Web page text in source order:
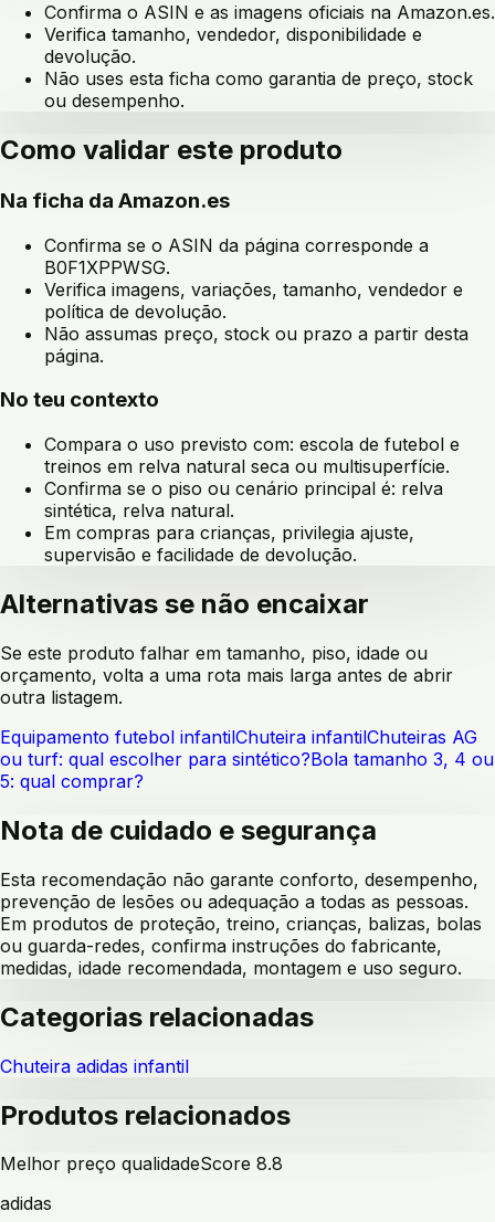
Confirma o ASIN e as imagens oficiais na Amazon.es.
Verifica tamanho, vendedor, disponibilidade e
devolução.
Não uses esta ficha como garantia de preço, stock
ou desempenho.
Como validar este produto
Na ficha da Amazon.es
Confirma se o ASIN da página corresponde a
B0F1XPPWSG.
Verifica imagens, variações, tamanho, vendedor e
política de devolução.
Não assumas preço, stock ou prazo a partir desta
página.
No teu contexto
Compara o uso previsto com: escola de futebol e
treinos em relva natural seca ou multisuperfície.
Confirma se o piso ou cenário principal é: relva
sintética, relva natural.
Em compras para crianças, privilegia ajuste,
supervisão e facilidade de devolução.
Alternativas se não encaixar
Se este produto falhar em tamanho, piso, idade ou
orçamento, volta a uma rota mais larga antes de abrir
outra listagem.
Equipamento futebol infantilChuteira infantilChuteiras AG
ou turf: qual escolher para sintético?Bola tamanho 3, 4 ou
5: qual comprar?
Nota de cuidado e segurança
Esta recomendação não garante conforto, desempenho,
prevenção de lesões ou adequação a todas as pessoas.
Em produtos de proteção, treino, crianças, balizas, bolas
ou guarda-redes, confirma instruções do fabricante,
medidas, idade recomendada, montagem e uso seguro.
Categorias relacionadas
Chuteira adidas infantil
Produtos relacionados
Melhor preço qualidadeScore 8.8
adidas